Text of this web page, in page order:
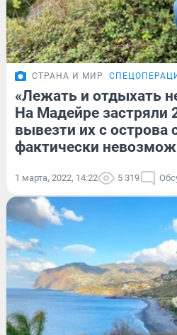
СТРАНА И МИР
«Лежать и отдыхать
На Мадейре застряли
вывезти их с острова
фактически
1 марта, 2022, 14:22 5 319